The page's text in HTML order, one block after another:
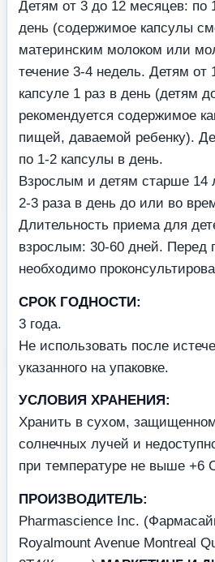
Детям от 3 до 12 месяцев: по
день (содержимое капсулы
материнским молоком или
течение 3-4 недель. Детям от
капсуле 1 раз в день (детям
рекомендуется содержимое
пищей, даваемой ребенку).
по 1-2 капсулы в день.
Взрослым и детям старше 14
2-3 раза в день до или во
Длительность приема для
взрослым: 30-60 дней. Перед
необходимо
СРОК ГОДНОСТИ:
3 года.
Не использовать после
указанного на упаковке.
УСЛОВИЯ ХРАНЕНИЯ:
Хранить в сухом,
солнечных лучей и
при температуре не выше +6
ПРОИЗВОДИТЕЛЬ:
Pharmascience Inc.
Royalmount Avenue Montreal